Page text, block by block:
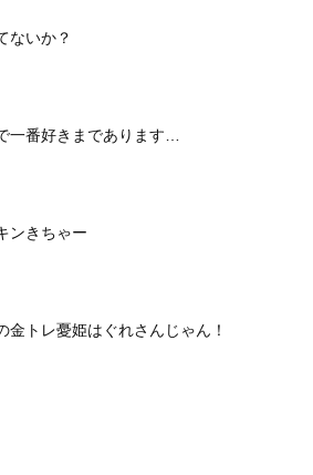
ないか？
一番好きまであります…
ンきちゃー
金トレ憂姫はぐれさんじゃん！